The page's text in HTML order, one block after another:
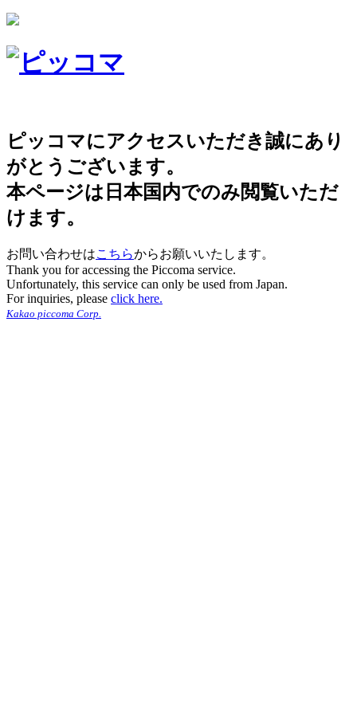
ピッコマにアクセスいただき誠にあり
がとうございます。
本ページは日本国内でのみ閲覧いただ
けます。
お問い合わせはこちらからお願いいたします。
Thank you for accessing the Piccoma service.
Unfortunately, this service can only be used from Japan.
For inquiries, please click here.
Kakao piccoma Corp.